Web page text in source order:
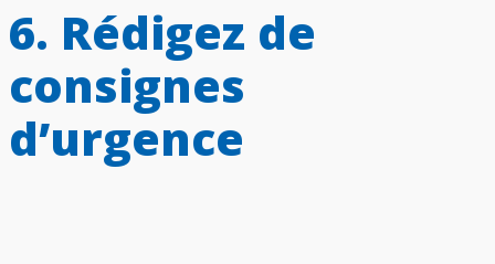
6. Rédigez de
consignes
d’urgence